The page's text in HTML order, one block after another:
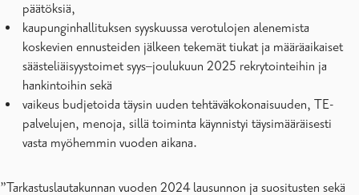
päätöksiä,
kaupunginhallituksen syyskuussa verotulojen alenemista
koskevien ennusteiden jälkeen tekemät tiukat ja määräaikaiset
säästeliäisyystoimet syys–joulukuun 2025 rekrytointeihin ja
hankintoihin sekä
vaikeus budjetoida täysin uuden tehtäväkokonaisuuden, TE-
palvelujen, menoja, sillä toiminta käynnistyi täysimääräisesti
vasta myöhemmin vuoden aikana.
”Tarkastuslautakunnan vuoden 2024 lausunnon ja suositusten sekä